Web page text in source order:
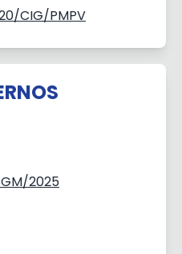
CIG/PMPV
2025